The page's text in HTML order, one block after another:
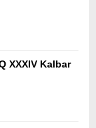
XXXIV Kalbar